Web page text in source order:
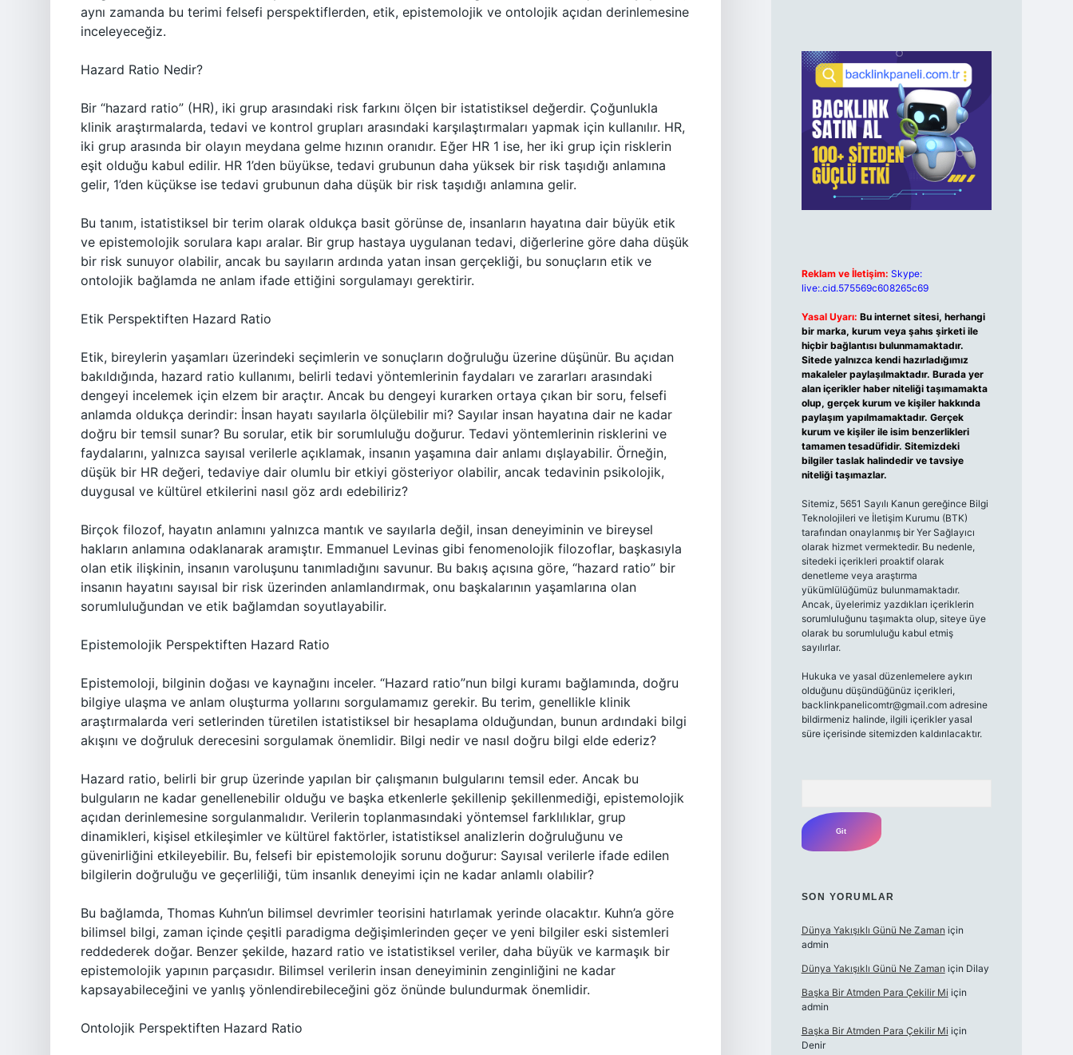
aynı zamanda bu terimi felsefi perspektiflerden, etik, epistemolojik ve ontolojik açıdan derinlemesine
inceleyeceğiz.
Hazard Ratio Nedir?
Bir “hazard ratio” (HR), iki grup arasındaki risk farkını ölçen bir istatistiksel değerdir. Çoğunlukla
klinik araştırmalarda, tedavi ve kontrol grupları arasındaki karşılaştırmaları yapmak için kullanılır. HR,
iki grup arasında bir olayın meydana gelme hızının oranıdır. Eğer HR 1 ise, her iki grup için risklerin
eşit olduğu kabul edilir. HR 1’den büyükse, tedavi grubunun daha yüksek bir risk taşıdığı anlamına
gelir, 1’den küçükse ise tedavi grubunun daha düşük bir risk taşıdığı anlamına gelir.
Bu tanım, istatistiksel bir terim olarak oldukça basit görünse de, insanların hayatına dair büyük etik
ve epistemolojik sorulara kapı aralar. Bir grup hastaya uygulanan tedavi, diğerlerine göre daha düşük
bir risk sunuyor olabilir, ancak bu sayıların ardında yatan insan gerçekliği, bu sonuçların etik ve
ontolojik bağlamda ne anlam ifade ettiğini sorgulamayı gerektirir.
Etik Perspektiften Hazard Ratio
Etik, bireylerin yaşamları üzerindeki seçimlerin ve sonuçların doğruluğu üzerine düşünür. Bu açıdan
bakıldığında, hazard ratio kullanımı, belirli tedavi yöntemlerinin faydaları ve zararları arasındaki
dengeyi incelemek için elzem bir araçtır. Ancak bu dengeyi kurarken ortaya çıkan bir soru, felsefi
anlamda oldukça derindir: İnsan hayatı sayılarla ölçülebilir mi? Sayılar insan hayatına dair ne kadar
doğru bir temsil sunar? Bu sorular, etik bir sorumluluğu doğurur. Tedavi yöntemlerinin risklerini ve
faydalarını, yalnızca sayısal verilerle açıklamak, insanın yaşamına dair anlamı dışlayabilir. Örneğin,
düşük bir HR değeri, tedaviye dair olumlu bir etkiyi gösteriyor olabilir, ancak tedavinin psikolojik,
duygusal ve kültürel etkilerini nasıl göz ardı edebiliriz?
Birçok filozof, hayatın anlamını yalnızca mantık ve sayılarla değil, insan deneyiminin ve bireysel
hakların anlamına odaklanarak aramıştır. Emmanuel Levinas gibi fenomenolojik filozoflar, başkasıyla
olan etik ilişkinin, insanın varoluşunu tanımladığını savunur. Bu bakış açısına göre, “hazard ratio” bir
insanın hayatını sayısal bir risk üzerinden anlamlandırmak, onu başkalarının yaşamlarına olan
sorumluluğundan ve etik bağlamdan soyutlayabilir.
Epistemolojik Perspektiften Hazard Ratio
Epistemoloji, bilginin doğası ve kaynağını inceler. “Hazard ratio”nun bilgi kuramı bağlamında, doğru
bilgiye ulaşma ve anlam oluşturma yollarını sorgulamamız gerekir. Bu terim, genellikle klinik
araştırmalarda veri setlerinden türetilen istatistiksel bir hesaplama olduğundan, bunun ardındaki bilgi
akışını ve doğruluk derecesini sorgulamak önemlidir. Bilgi nedir ve nasıl doğru bilgi elde ederiz?
Hazard ratio, belirli bir grup üzerinde yapılan bir çalışmanın bulgularını temsil eder. Ancak bu
bulguların ne kadar genellenebilir olduğu ve başka etkenlerle şekillenip şekillenmediği, epistemolojik
açıdan derinlemesine sorgulanmalıdır. Verilerin toplanmasındaki yöntemsel farklılıklar, grup
dinamikleri, kişisel etkileşimler ve kültürel faktörler, istatistiksel analizlerin doğruluğunu ve
güvenirliğini etkileyebilir. Bu, felsefi bir epistemolojik sorunu doğurur: Sayısal verilerle ifade edilen
bilgilerin doğruluğu ve geçerliliği, tüm insanlık deneyimi için ne kadar anlamlı olabilir?
Bu bağlamda, Thomas Kuhn’un bilimsel devrimler teorisini hatırlamak yerinde olacaktır. Kuhn’a göre
bilimsel bilgi, zaman içinde çeşitli paradigma değişimlerinden geçer ve yeni bilgiler eski sistemleri
reddederek doğar. Benzer şekilde, hazard ratio ve istatistiksel veriler, daha büyük ve karmaşık bir
epistemolojik yapının parçasıdır. Bilimsel verilerin insan deneyiminin zenginliğini ne kadar
kapsayabileceğini ve yanlış yönlendirebileceğini göz önünde bulundurmak önemlidir.
Ontolojik Perspektiften Hazard Ratio
Reklam ve İletişim: Skype:
live:.cid.575569c608265c69
Yasal Uyarı: Bu internet sitesi, herhangi
bir marka, kurum veya şahıs şirketi ile
hiçbir bağlantısı bulunmamaktadır.
Sitede yalnızca kendi hazırladığımız
makaleler paylaşılmaktadır. Burada yer
alan içerikler haber niteliği taşımamakta
olup, gerçek kurum ve kişiler hakkında
paylaşım yapılmamaktadır. Gerçek
kurum ve kişiler ile isim benzerlikleri
tamamen tesadüfidir. Sitemizdeki
bilgiler taslak halindedir ve tavsiye
niteliği taşımazlar.
Sitemiz, 5651 Sayılı Kanun gereğince Bilgi
Teknolojileri ve İletişim Kurumu (BTK)
tarafından onaylanmış bir Yer Sağlayıcı
olarak hizmet vermektedir. Bu nedenle,
sitedeki içerikleri proaktif olarak
denetleme veya araştırma
yükümlülüğümüz bulunmamaktadır.
Ancak, üyelerimiz yazdıkları içeriklerin
sorumluluğunu taşımakta olup, siteye üye
olarak bu sorumluluğu kabul etmiş
sayılırlar.
Hukuka ve yasal düzenlemelere aykırı
olduğunu düşündüğünüz içerikleri,
backlinkpanelicomtr@gmail.comadresine
bildirmeniz halinde, ilgili içerikler yasal
süre içerisinde sitemizden kaldırılacaktır.
SON YORUMLAR
Dünya Yakışıklı Günü Ne Zaman için
admin
Dünya Yakışıklı Günü Ne Zaman için Dilay
Başka Bir Atmden Para Çekilir Mi için
admin
Başka Bir Atmden Para Çekilir Mi için
Denir